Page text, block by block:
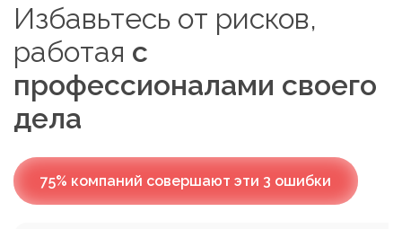
Избавьтесь от рисков,
работая с
профессионалами своего
дела
75% компаний совершают эти 3 ошибки